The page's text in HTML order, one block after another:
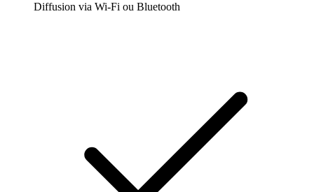
Diffusion via Wi-Fi ou Bluetooth